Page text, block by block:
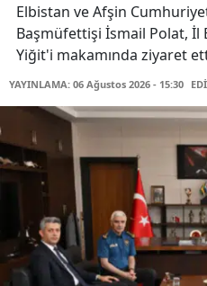
Elbistan ve Afşin
Başmüfettişi İsmail Polat, İl
Yiğit'i makamında ziyaret
YAYINLAMA: 06 Ağustos 2026 - 15:30